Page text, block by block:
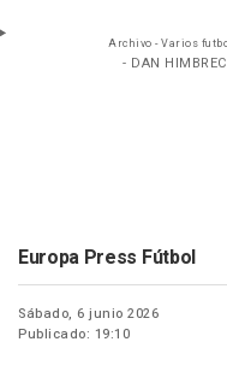
Archivo - Varios
- DAN
Europa Press Fútbol
Sábado, 6 junio 2026
Publicado: 19:10